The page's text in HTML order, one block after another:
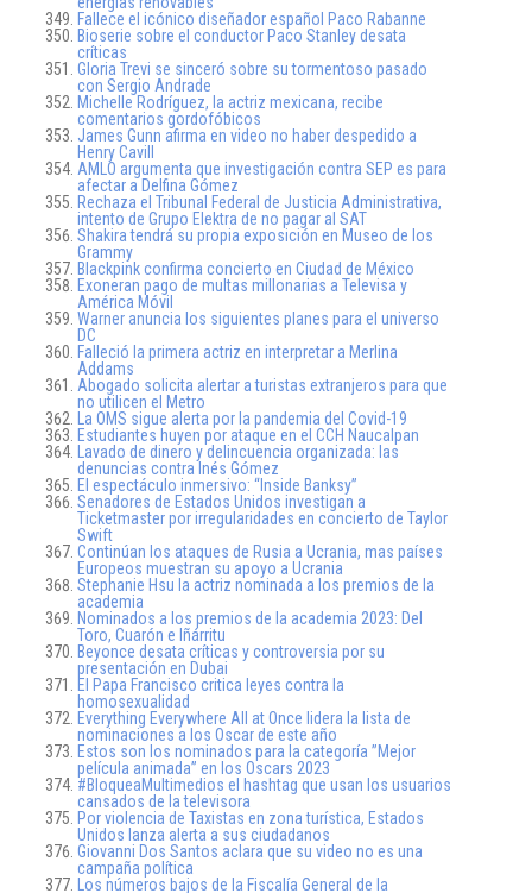
Fallece el icónico diseñador español Paco Rabanne
Bioserie sobre el conductor Paco Stanley desata
críticas
Gloria Trevi se sinceró sobre su tormentoso pasado
con Sergio Andrade
Michelle Rodríguez, la actriz mexicana, recibe
comentarios gordofóbicos
James Gunn afirma en video no haber despedido a
Henry Cavill
AMLO argumenta que investigación contra SEP es para
afectar a Delfina Gómez
Rechaza el Tribunal Federal de Justicia Administrativa,
intento de Grupo Elektra de no pagar al SAT
Shakira tendrá su propia exposición en Museo de los
Grammy
Blackpink confirma concierto en Ciudad de México
Exoneran pago de multas millonarias a Televisa y
América Móvil
Warner anuncia los siguientes planes para el universo
DC
Falleció la primera actriz en interpretar a Merlina
Addams
Abogado solicita alertar a turistas extranjeros para que
no utilicen el Metro
La OMS sigue alerta por la pandemia del Covid-19
Estudiantes huyen por ataque en el CCH Naucalpan
Lavado de dinero y delincuencia organizada: las
denuncias contra Inés Gómez
El espectáculo inmersivo: “Inside Banksy”
Senadores de Estados Unidos investigan a
Ticketmaster por irregularidades en concierto de Taylor
Swift
Continúan los ataques de Rusia a Ucrania, mas países
Europeos muestran su apoyo a Ucrania
Stephanie Hsu la actriz nominada a los premios de la
academia
Nominados a los premios de la academia 2023: Del
Toro, Cuarón e Iñárritu
Beyonce desata críticas y controversia por su
presentación en Dubai
El Papa Francisco critica leyes contra la
homosexualidad
Everything Everywhere All at Once lidera la lista de
nominaciones a los Oscar de este año
Estos son los nominados para la categoría ”Mejor
película animada” en los Oscars 2023
#BloqueaMultimedios el hashtag que usan los usuarios
cansados de la televisora
Por violencia de Taxistas en zona turística, Estados
Unidos lanza alerta a sus ciudadanos
Giovanni Dos Santos aclara que su video no es una
campaña política
Los números bajos de la Fiscalía General de la